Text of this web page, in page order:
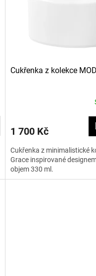
Cukřenka z kolekce
1 700 Kč
Cukřenka z minimalistické
Grace inspirované
objem 330 ml.